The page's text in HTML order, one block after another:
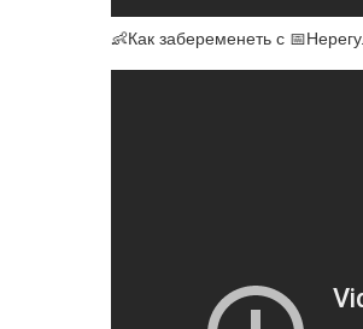
👶Как забеременеть с